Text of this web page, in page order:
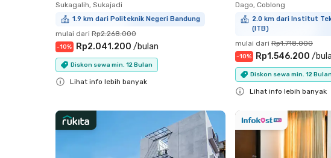
Sukagalih, Sukajadi
1.9 km dari Politeknik Negeri Bandung
mulai dari Rp2.268.000
-10% Rp2.041.200 /bulan
Diskon sewa min. 12 Bulan
Lihat info lebih banyak
Dago, Coblong
2.0 km dari Institut
(ITB)
mulai dari Rp1.718.000
-10% Rp1.546.200 /
Diskon sewa min. 12 Bulan
Lihat info lebih banyak